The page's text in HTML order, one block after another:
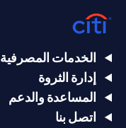
الخدمات المصرفية
إدارة الثروة
المساعدة والدعم
اتصل بنا